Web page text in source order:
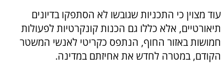
עוד מצוין כי התכניות שגובשו לא הסתפקו בדיונים
תיאורטיים, אלא כללו גם הכנות קונקרטיות לפעולות
חמושות באזור החוף, הנתפס כקריטי לאנשי המשטר
הקודם, במטרה לחדש את אחיזתם במדינה.